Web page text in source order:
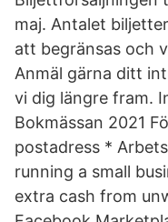
maj. Antalet
att begränsas och
Anmäl gärna ditt
vi dig längre fram.
Bokmässan 2021
postadress *
running a small
extra cash from